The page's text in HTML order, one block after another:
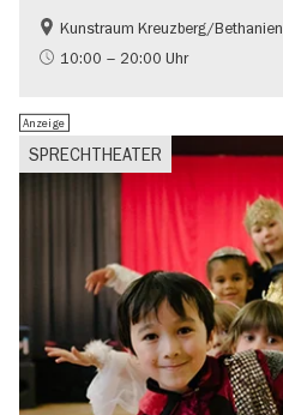
Gratis
International
Kunstraum Kreuzberg/Bethanien
10:00 – 20:00 Uhr
SPRECHTHEATER
Anzeige